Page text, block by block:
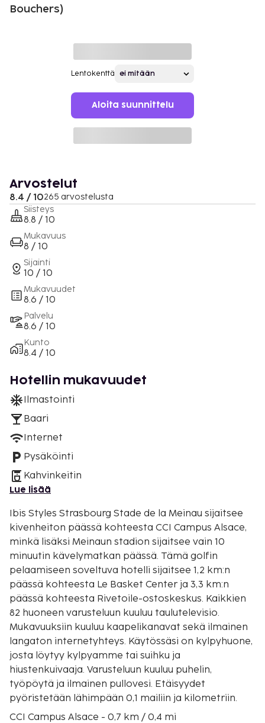
Bouchers)
Lentokenttä
Aloita suunnittelu
Arvostelut
8.4 / 10265 arvostelusta
Siisteys
8.8 / 10
Mukavuus
8 / 10
Sijainti
10 / 10
Mukavuudet
8.6 / 10
Palvelu
8.6 / 10
Kunto
8.4 / 10
Hotellin mukavuudet
Ilmastointi
Baari
Internet
Pysäköinti
Kahvinkeitin
Lue lisää
Ibis Styles Strasbourg Stade de la Meinau sijaitsee
kivenheiton päässä kohteesta CCI Campus Alsace,
minkä lisäksi Meinaun stadion sijaitsee vain 10
minuutin kävelymatkan päässä. Tämä golfin
pelaamiseen soveltuva hotelli sijaitsee 1,2 km:n
päässä kohteesta Le Basket Center ja 3,3 km:n
päässä kohteesta Rivetoile-ostoskeskus. Kaikkien
82 huoneen varusteluun kuuluu taulutelevisio.
Mukavuuksiin kuuluu kaapelikanavat sekä ilmainen
langaton internetyhteys. Käytössäsi on kylpyhuone,
josta löytyy kylpyamme tai suihku ja
hiustenkuivaaja. Varusteluun kuuluu puhelin,
työpöytä ja ilmainen pullovesi. Etäisyydet
pyöristetään lähimpään 0,1 mailiin ja kilometriin.
CCI Campus Alsace - 0,7 km / 0,4 mi